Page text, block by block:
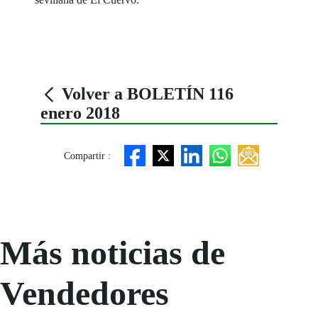
Volver a BOLETÍN 116
enero 2018
Compartir :
Más noticias de
Vendedores